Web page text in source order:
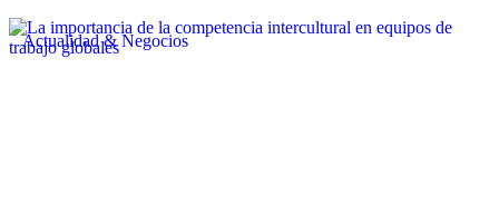
Actualidad & Negocios